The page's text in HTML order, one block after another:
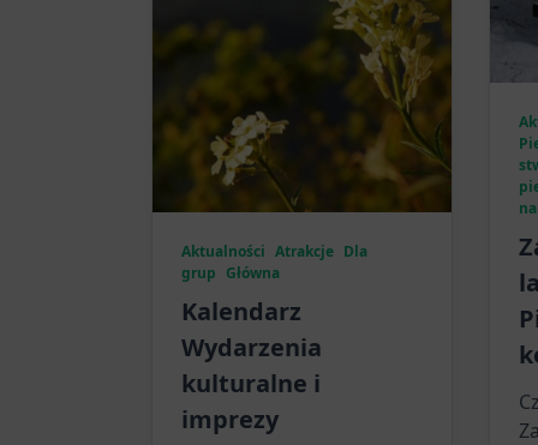
Aktualności Atrakcje Dla
grup Główna
Kalendarz
Wydarzenia
kulturalne i
imprezy